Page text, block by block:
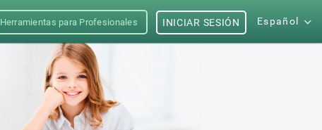
Herramientas para Profesionales Español
INICIAR SESIÓN